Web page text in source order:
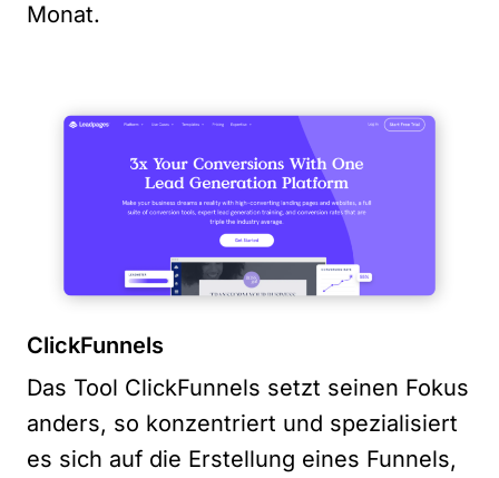
Monat.
ClickFunnels
Das Tool ClickFunnels setzt seinen Fokus
anders, so konzentriert und spezialisiert
es sich auf die Erstellung eines Funnels,